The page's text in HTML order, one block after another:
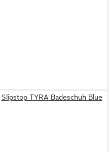
Slipstop TYRA Badeschuh Blue